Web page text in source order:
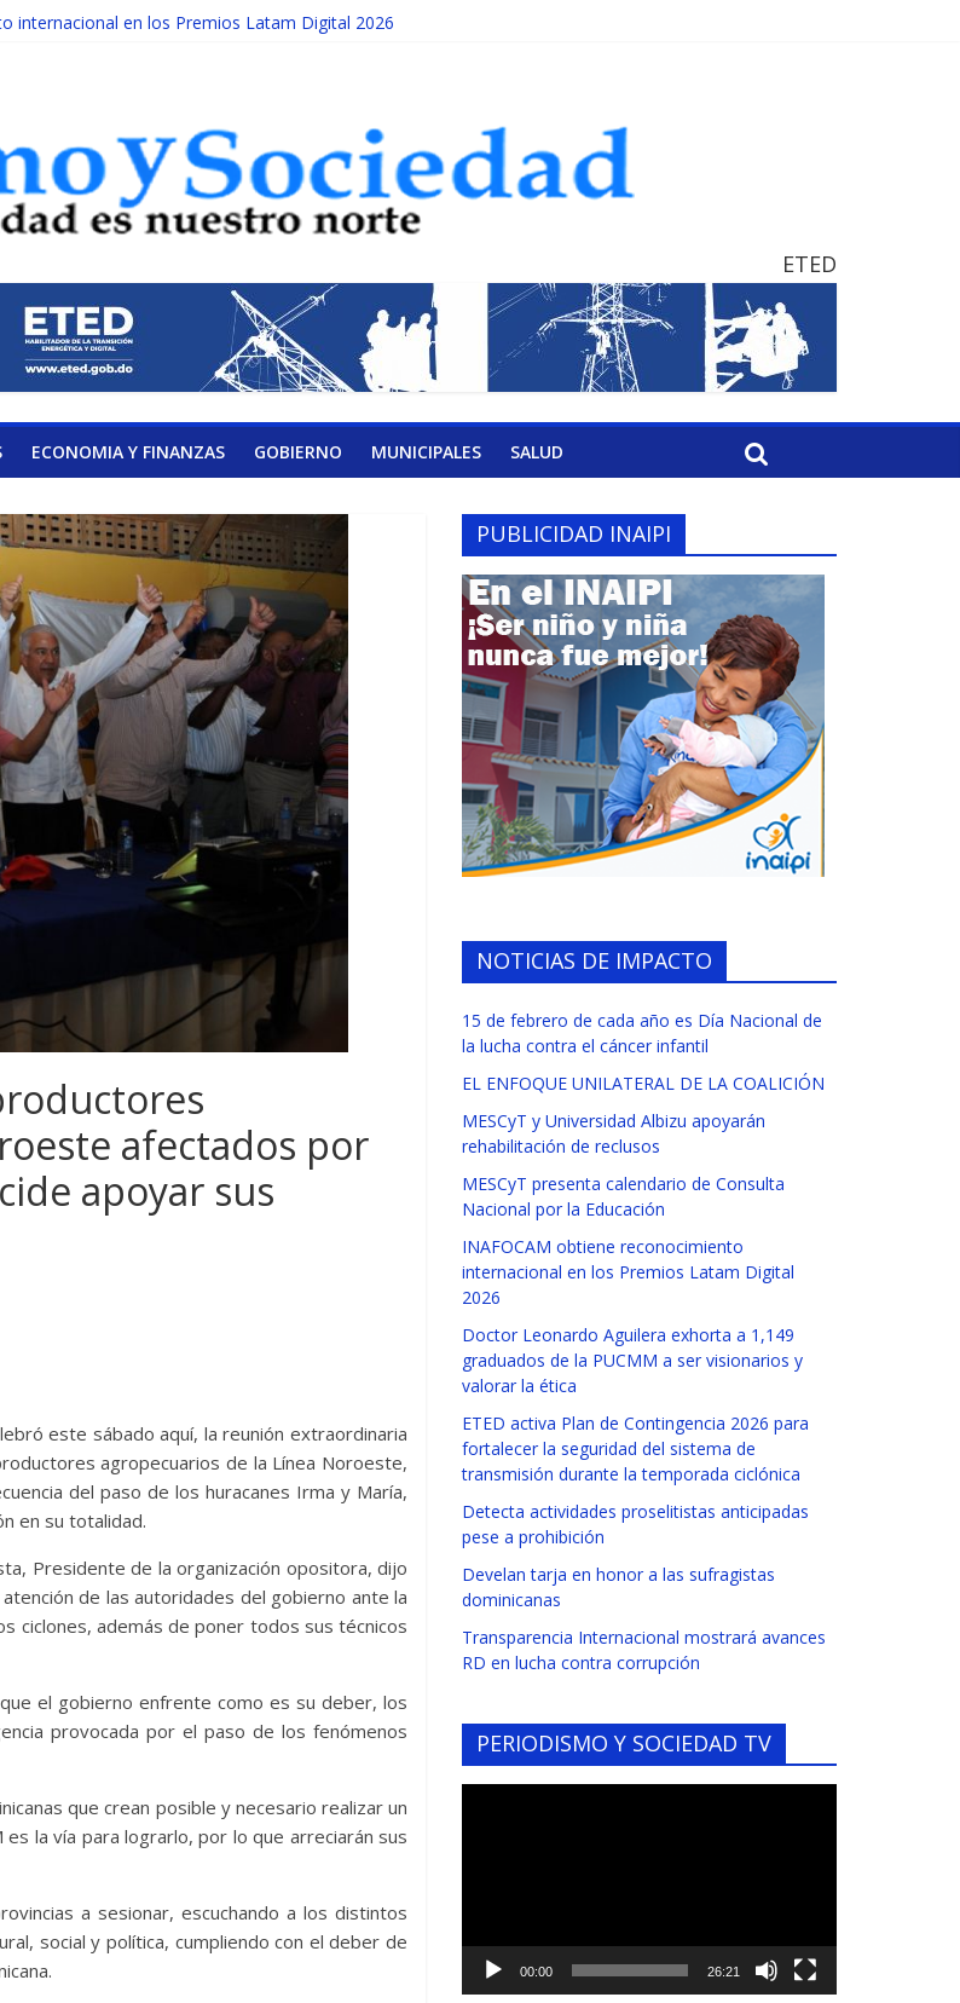
internacional en los Premios Latam Digital 2026
Nacional por la Educación
ETED
ECONOMIA Y FINANZAS GOBIERNO MUNICIPALES SALUD
afectados por
apoyar sus
este sábado aquí, la reunión extraordinaria
agropecuarios de la Línea Noroeste,
del paso de los huracanes Irma y María,
en su totalidad.
Presidente de la organización opositora, dijo
de las autoridades del gobierno ante la
ciclones, además de poner todos sus técnicos
el gobierno enfrente como es su deber, los
provocada por el paso de los fenómenos
que crean posible y necesario realizar un
la vía para lograrlo, por lo que arreciarán sus
a sesionar, escuchando a los distintos
social y política, cumpliendo con el deber de
PUBLICIDAD INAIPI
NOTICIAS DE IMPACTO
15 de febrero de cada año es Día Nacional de
la lucha contra el cáncer infantil
EL ENFOQUE UNILATERAL DE LA COALICIÓN
MESCyT y Universidad Albizu apoyarán
rehabilitación de reclusos
MESCyT presenta calendario de Consulta
Nacional por la Educación
INAFOCAM obtiene reconocimiento
internacional en los Premios Latam Digital
2026
Doctor Leonardo Aguilera exhorta a 1,149
graduados de la PUCMM a ser visionarios y
valorar la ética
ETED activa Plan de Contingencia 2026 para
fortalecer la seguridad del sistema de
transmisión durante la temporada ciclónica
Detecta actividades proselitistas anticipadas
pese a prohibición
Develan tarja en honor a las sufragistas
dominicanas
Transparencia Internacional mostrará avances
RD en lucha contra corrupción
PERIODISMO Y SOCIEDAD TV
00:00 26:21